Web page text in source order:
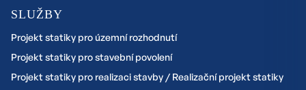
SLUŽBY
Projekt statiky pro územní rozhodnutí
Projekt statiky pro stavební povolení
Projekt statiky pro realizaci stavby / Realizační projekt statiky